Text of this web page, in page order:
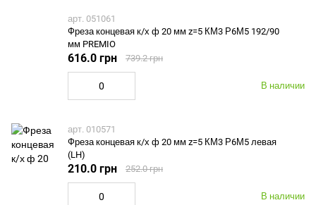
арт. 051061
Фреза концевая к/х ф 20 мм z=5 КМ3 Р6М5 192/90
мм PREMIO
В наличии
616.0 грн 739.2 грн
арт. 010571
Фреза концевая к/х ф 20 мм z=5 КМ3 Р6М5 левая
(LH)
В наличии
210.0 грн 252.0 грн